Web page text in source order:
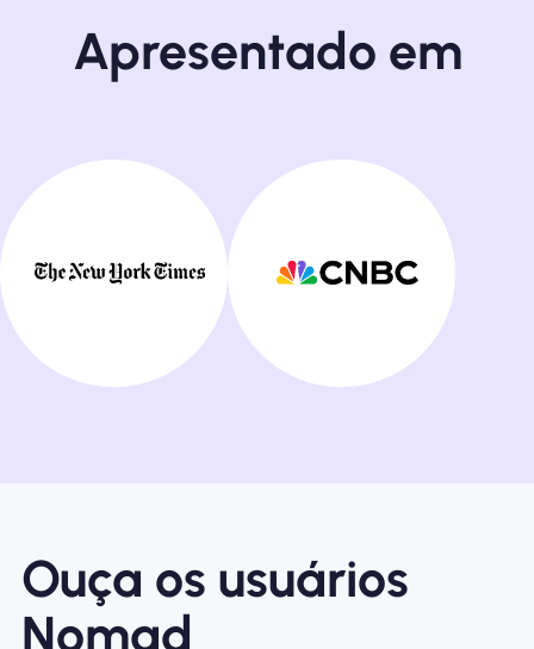
Apresentado em
Ouça os usuários
Nomad